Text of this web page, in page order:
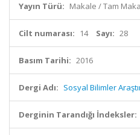
Yayın Türü: Makale / Tam
Cilt numarası: 14 Sayı: 28
Basım Tarihi: 2016
Dergi Adı: Sosyal Bilimler
Derginin Tarandığı İndeksler: